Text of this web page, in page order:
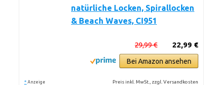
natürliche Locken, Spirallocken
& Beach Waves, CI951
22,99 €
29,99 €
Bei Amazon ansehen
* Anzeige Preis inkl. MwSt., zzgl. Versandkosten